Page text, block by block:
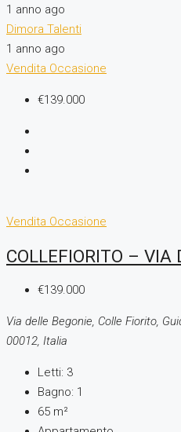
1 anno ago
Dimora Talenti
1 anno ago
Vendita Occasione
€139.000
Vendita Occasione
COLLEFIORITO – VIA
€139.000
Via delle Begonie, Colle Fiorito,
00012, Italia
Letti: 3
Bagno: 1
65 m²